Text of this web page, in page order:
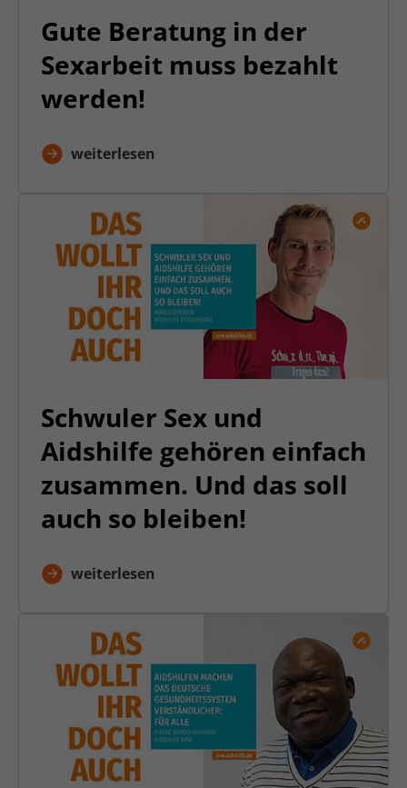
Gute Beratung in der
Sexarbeit muss bezahlt
werden!
weiterlesen
Schwuler Sex und
Aidshilfe gehören einfach
zusammen. Und das soll
auch so bleiben!
weiterlesen